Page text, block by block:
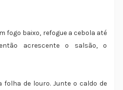
fogo baixo, refogue a cebola até
acrescente o salsão, o
folha de louro. Junte o caldo de